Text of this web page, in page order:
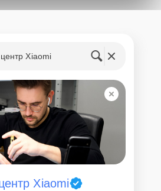
Xiaomi
Xiaomi